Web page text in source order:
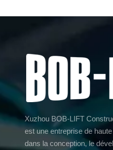
Xuzhou BOB-LIFT
est une entreprise de
dans la conception, le